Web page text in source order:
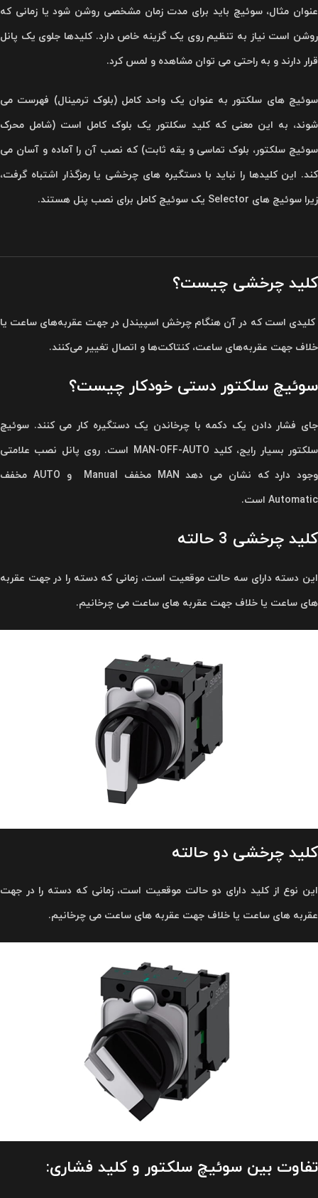
عنوان مثال، سوئیچ باید برای مدت زمان مشخصی روشن شود یا زمانی که
روشن است نیاز به تنظیم روی یک گزینه خاص دارد. کلیدها جلوی یک پانل
قرار دارند و به راحتی می توان مشاهده و لمس کرد.
سوئیچ های سلکتور به عنوان یک واحد کامل (بلوک ترمینال) فهرست می
شوند، به این معنی که کلید سکلتور یک بلوک کامل است (شامل محرک
سوئیچ سلکتور، بلوک تماسی و یقه ثابت) که نصب آن را آماده و آسان می
کند. این کلیدها را نباید با دستگیره های چرخشی یا رمزگذار اشتباه گرفت،
زیرا سوئیچ های Selector یک سوئیچ کامل برای نصب پنل هستند.
کلید چرخشی چیست؟
کلیدی است که در آن هنگام چرخش اسپیندل در جهت عقربه‌های ساعت یا
خلاف جهت عقربه‌های ساعت، کنتاکت‌ها و اتصال تغییر می‌کنند.
سوئیچ سلکتور دستی خودکار چیست؟
جای فشار دادن یک دکمه با چرخاندن یک دستگیره کار می کنند. سوئیچ
سلکتور بسیار رایج، کلید MAN-OFF-AUTO است. روی پانل نصب علامتی
وجود دارد که نشان می دهد MAN مخفف Manual و AUTO مخفف
Automatic است.
کلید چرخشی 3 حالته
این دسته دارای سه حالت موقعیت است، زمانی که دسته را در جهت عقربه
های ساعت یا خلاف جهت عقربه های ساعت می چرخانیم.
کلید چرخشی دو حالته
این نوع از کلید دارای دو حالت موقعیت است، زمانی که دسته را در جهت
عقربه های ساعت یا خلاف جهت عقربه های ساعت می چرخانیم.
تفاوت بین سوئیچ سلکتور و کلید فشاری: